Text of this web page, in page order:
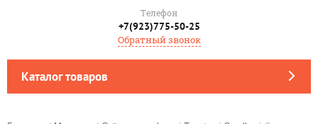
Телефон
+7(923)775-50-25
Обратный звонок
Каталог товаров